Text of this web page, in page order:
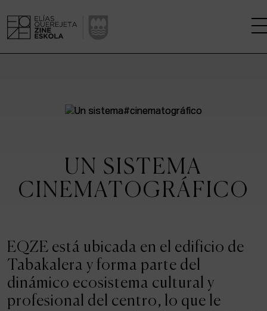
CENTRO DE INVESTIGACIÓN
KINOFABRIKA
LA CASA DEL CINE
ACTUALIDAD
Admisión
UN SISTEMA
CINEMATOGRÁFICO
EQZE está ubicada en el edificio de
Tabakalera y forma parte del
dinámico ecosistema cultural y
profesional del centro, lo que le